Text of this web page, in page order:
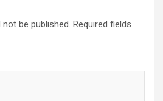
be published. Required fields